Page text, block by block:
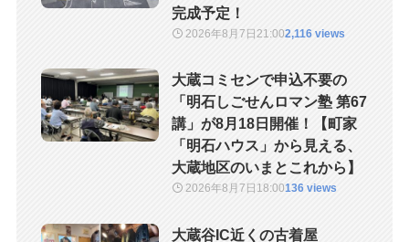
完成予定！
2026年8月7日 21:002,116 views
大蔵コミセンで申込不要の
「明石しごせんロマン塾 第67
講」が8月18日開催！【町家
「明石ハウス」から見える、
大蔵地区のいまとこれから】
2026年8月7日 18:00136 views
大蔵谷IC近くの古着屋